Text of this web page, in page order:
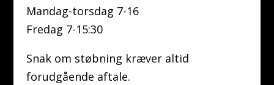
Mandag-torsdag 7-16
Fredag 7-15:30
Snak om støbning kræver altid
forudgående aftale.